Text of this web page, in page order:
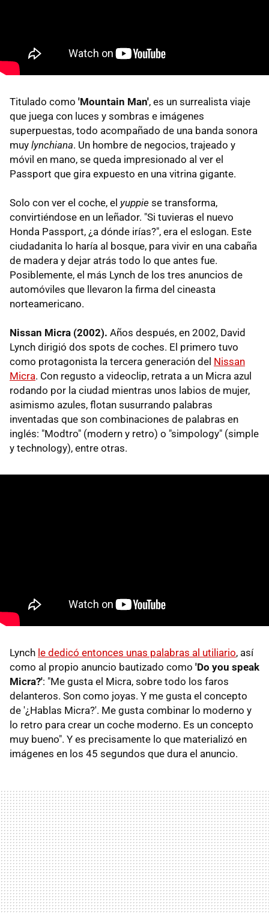
Titulado como 'Mountain Man', es un surrealista viaje
que juega con luces y sombras e imágenes
superpuestas, todo acompañado de una banda sonora
muy lynchiana. Un hombre de negocios, trajeado y
móvil en mano, se queda impresionado al ver el
Passport que gira expuesto en una vitrina gigante.
Solo con ver el coche, el yuppie se transforma,
convirtiéndose en un leñador. "Si tuvieras el nuevo
Honda Passport, ¿a dónde irías?", era el eslogan. Este
ciudadanita lo haría al bosque, para vivir en una cabaña
de madera y dejar atrás todo lo que antes fue.
Posiblemente, el más Lynch de los tres anuncios de
automóviles que llevaron la firma del cineasta
norteamericano.
Nissan Micra (2002). Años después, en 2002, David
Lynch dirigió dos spots de coches. El primero tuvo
como protagonista la tercera generación del Nissan
Micra. Con regusto a videoclip, retrata a un Micra azul
rodando por la ciudad mientras unos labios de mujer,
asimismo azules, flotan susurrando palabras
inventadas que son combinaciones de palabras en
inglés: "Modtro" (modern y retro) o "simpology" (simple
y technology), entre otras.
Lynch le dedicó entonces unas palabras al utiliario, así
como al propio anuncio bautizado como 'Do you speak
Micra?': "Me gusta el Micra, sobre todo los faros
delanteros. Son como joyas. Y me gusta el concepto
de '¿Hablas Micra?'. Me gusta combinar lo moderno y
lo retro para crear un coche moderno. Es un concepto
muy bueno". Y es precisamente lo que materializó en
imágenes en los 45 segundos que dura el anuncio.